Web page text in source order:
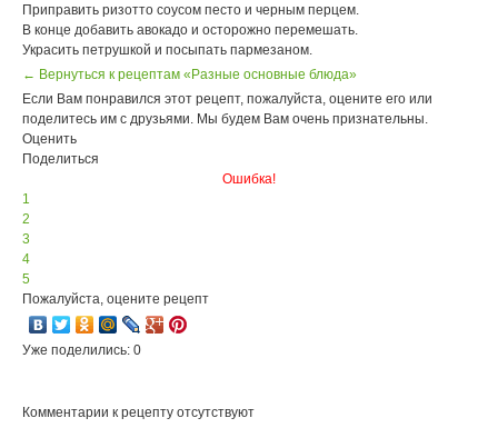
Приправить ризотто соусом песто и черным перцем.
В конце добавить авокадо и осторожно перемешать.
Украсить петрушкой и посыпать пармезаном.
← Вернуться к рецептам «Разные основные блюда»
Если Вам понравился этот рецепт, пожалуйста, оцените его или
поделитесь им с друзьями. Мы будем Вам очень признательны.
Оценить
Поделиться
Ошибка!
1
2
3
4
5
Пожалуйста, оцените рецепт
Уже поделились: 0
Комментарии к рецепту отсутствуют